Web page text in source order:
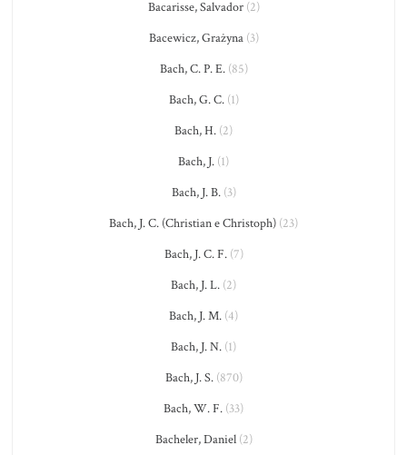
Bacarisse, Salvador(2)
Bacewicz, Grażyna(3)
Bach, C. P. E.(85)
Bach, G. C.(1)
Bach, H. (2)
Bach, J. (1)
Bach, J. B.(3)
Bach, J. C. (Christian e Christoph) (23)
Bach, J. C. F.(7)
Bach, J. L. (2)
Bach, J. M. (4)
Bach, J. N. (1)
Bach, J. S.(870)
Bach, W. F. (33)
Bacheler, Daniel(2)